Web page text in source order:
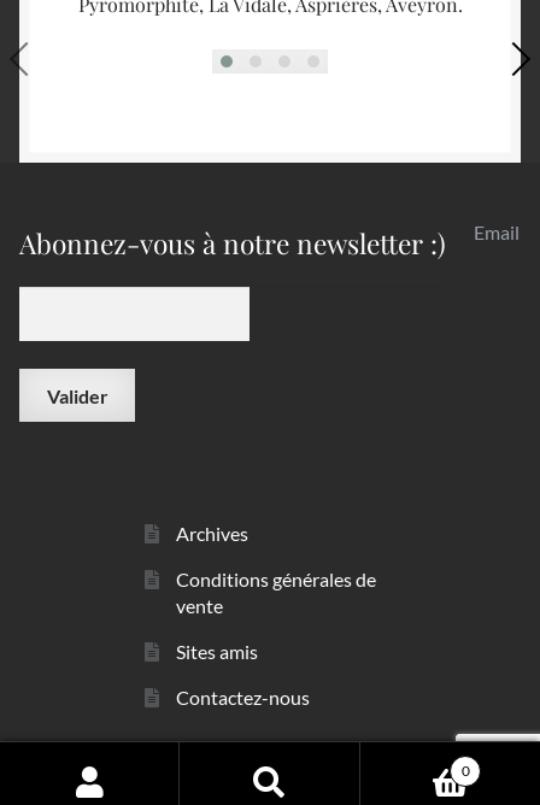
Abonnez-vous à notre newsletter :) Email
Archives
Conditions générales de
vente
Sites amis
Contactez-nous
© sarl Les Minéraux 2006 - 2026
Search
0